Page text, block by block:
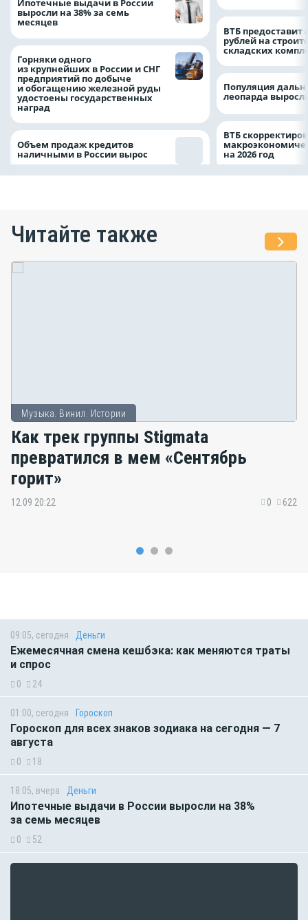
Ипотечные выдачи в России
выросли на 38% за семь
месяцев
Горняки одного
из крупнейших в России и СНГ
предприятий по добыче
и обогащению железной руды
удостоены государственных
наград
Объем продаж кредитов
наличными в России вырос
ВТБ предоставит
рублей на
складских
Популяция
леопарда
ВТБ
на 2026 год
Читайте также
Музыка. Винил. Истории
Как трек группы Stigmata
превратился в мем «Сентябрь
горит»
12.09 20:22 0 622
09:05, сегодня Деньги
Ежемесячная смена кешбэка: как меняются траты
и спрос
0 24
01:00, сегодня Гороскоп
Гороскоп для всех знаков зодиака на сегодня — 7
августа
0 18
18:05, вчера Деньги
Ипотечные выдачи в России выросли на 38%
за семь месяцев
0 52